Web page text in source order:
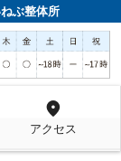
ぶ整体所
location_on
アクセス